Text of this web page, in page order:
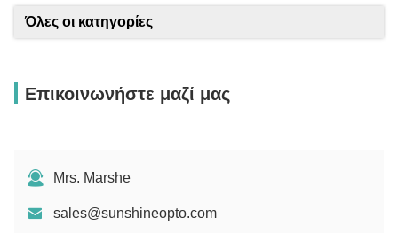
Όλες οι κατηγορίες
Επικοινωνήστε μαζί μας
Mrs. Marshe
sales@sunshineopto.com